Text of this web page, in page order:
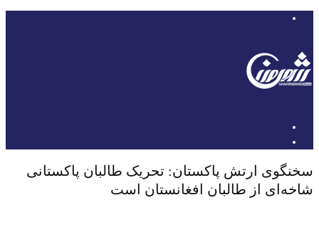
سخنگوی ارتش پاکستان: تحریک طالبان پاکستانی
شاخه‌ای از طالبان افغانستان است